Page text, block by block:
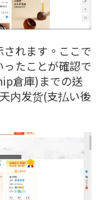
れます。ここで
たことが確認で
倉庫)までの送
内发货(支払い後